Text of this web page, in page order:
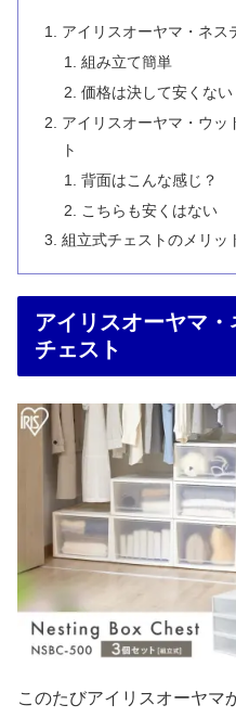
アイリスオーヤマ・ネス
組み立て簡単
価格は決して安くない
アイリスオーヤマ・ウッ
ト
背面はこんな感じ？
こちらも安くはない
組立式チェストのメリッ
アイリスオーヤマ
チェスト
このたびアイリスオーヤマ